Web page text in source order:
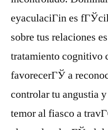
eyaculaciГіn es
sobre tus relaciones
tratamiento cognitivo
favorecerГЎ a
controlar tu angustia
temor al fiasco a